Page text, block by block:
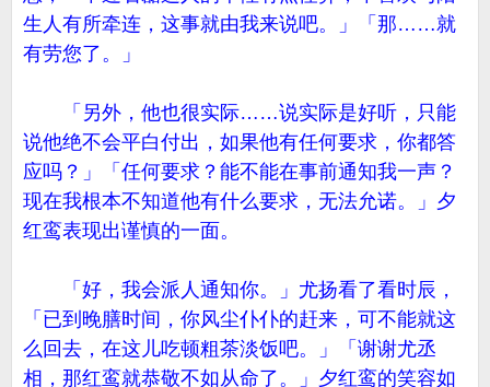
生人有所牵连，这事就由我来说吧。」「那……就
有劳您了。」
「另外，他也很实际……说实际是好听，只能
说他绝不会平白付出，如果他有任何要求，你都答
应吗？」「任何要求？能不能在事前通知我一声？
现在我根本不知道他有什么要求，无法允诺。」夕
红鸾表现出谨慎的一面。
「好，我会派人通知你。」尤扬看了看时辰，
「已到晚膳时间，你风尘仆仆的赶来，可不能就这
么回去，在这儿吃顿粗茶淡饭吧。」「谢谢尤丞
相，那红鸾就恭敬不如从命了。」夕红鸾的笑容如